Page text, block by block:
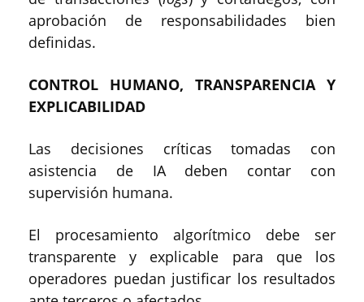
aprobación de responsabilidades bien
definidas.
CONTROL HUMANO, TRANSPARENCIA Y
EXPLICABILIDAD
Las decisiones críticas tomadas con
asistencia de IA deben contar con
supervisión humana.
El procesamiento algorítmico debe ser
transparente y explicable para que los
operadores puedan justificar los resultados